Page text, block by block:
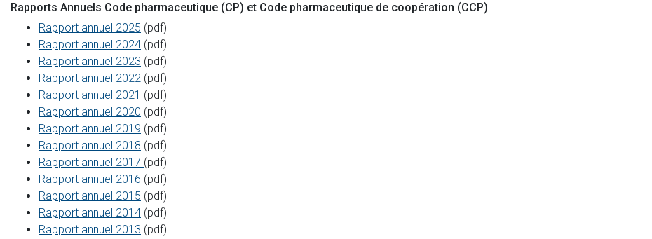
Rapports Annuels Code pharmaceutique (CP) et Code pharmaceutique de coopération (CCP)
Rapport annuel 2025 (pdf)
Rapport annuel 2024 (pdf)
Rapport annuel 2023 (pdf)
Rapport annuel 2022 (pdf)
Rapport annuel 2021 (pdf)
Rapport annuel 2020 (pdf)
Rapport annuel 2019 (pdf)
Rapport annuel 2018 (pdf)
Rapport annuel 2017 (pdf)
Rapport annuel 2016 (pdf)
Rapport annuel 2015 (pdf)
Rapport annuel 2014 (pdf)
Rapport annuel 2013 (pdf)